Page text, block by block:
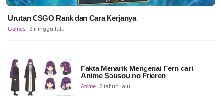
Urutan CSGO Rank dan Cara Kerjanya
Games 3 minggu lalu
Fakta Menarik Mengenai Fern dari
Anime Sousou no Frieren
Anime 2 tahun lalu